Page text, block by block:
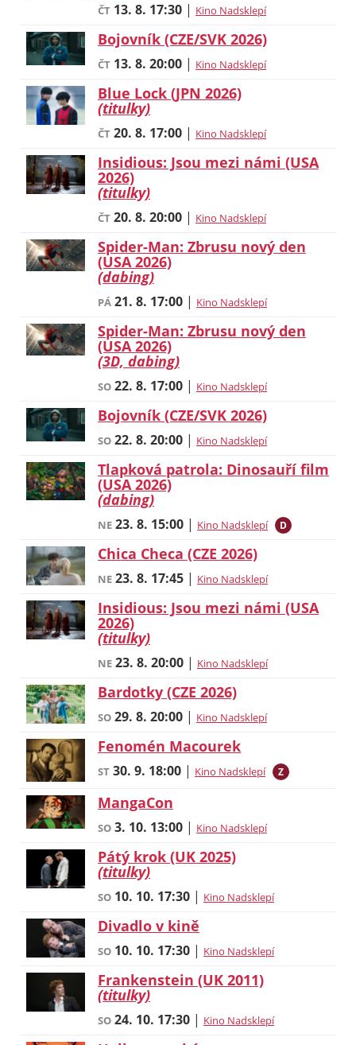
ČT 13. 8. 17:30 | Kino Nadsklepí
Bojovník (CZE/SVK 2026)
ČT 13. 8. 20:00 | Kino Nadsklepí
Blue Lock (JPN 2026)
(titulky)
ČT 20. 8. 17:00 | Kino Nadsklepí
Insidious: Jsou mezi námi (USA
2026)
(titulky)
ČT 20. 8. 20:00 | Kino Nadsklepí
Spider-Man: Zbrusu nový den
(USA 2026)
(dabing)
PÁ 21. 8. 17:00 | Kino Nadsklepí
Spider-Man: Zbrusu nový den
(USA 2026)
(3D, dabing)
SO 22. 8. 17:00 | Kino Nadsklepí
Bojovník (CZE/SVK 2026)
SO 22. 8. 20:00 | Kino Nadsklepí
Tlapková patrola: Dinosauří film
(USA 2026)
(dabing)
NE 23. 8. 15:00 | Kino Nadsklepí D
Chica Checa (CZE 2026)
NE 23. 8. 17:45 | Kino Nadsklepí
Insidious: Jsou mezi námi (USA
2026)
(titulky)
NE 23. 8. 20:00 | Kino Nadsklepí
Bardotky (CZE 2026)
SO 29. 8. 20:00 | Kino Nadsklepí
Fenomén Macourek
ST 30. 9. 18:00 | Kino Nadsklepí Z
MangaCon
SO 3. 10. 13:00 | Kino Nadsklepí
Pátý krok (UK 2025)
(titulky)
SO 10. 10. 17:30 | Kino Nadsklepí
Divadlo v kině
SO 10. 10. 17:30 | Kino Nadsklepí
Frankenstein (UK 2011)
(titulky)
SO 24. 10. 17:30 | Kino Nadsklepí